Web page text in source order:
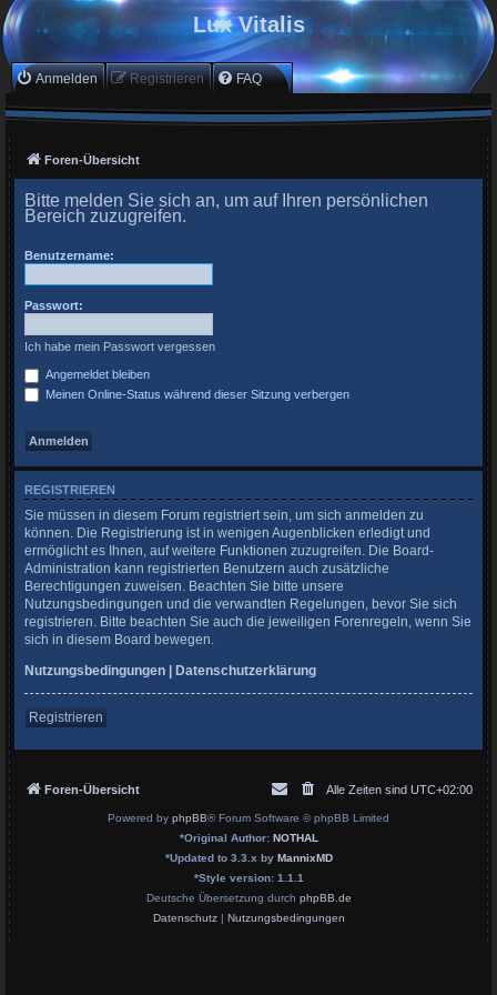
Lux Vitalis
Anmelden Registrieren FAQ
Foren-Übersicht
Bitte melden Sie sich an, um auf Ihren persönlichen
Bereich zuzugreifen.
Benutzername:
Passwort:
Ich habe mein Passwort vergessen
Angemeldet bleiben
Meinen Online-Status während dieser Sitzung verbergen
REGISTRIEREN
Sie müssen in diesem Forum registriert sein, um sich anmelden zu
können. Die Registrierung ist in wenigen Augenblicken erledigt und
ermöglicht es Ihnen, auf weitere Funktionen zuzugreifen. Die Board-
Administration kann registrierten Benutzern auch zusätzliche
Berechtigungen zuweisen. Beachten Sie bitte unsere
Nutzungsbedingungen und die verwandten Regelungen, bevor Sie sich
registrieren. Bitte beachten Sie auch die jeweiligen Forenregeln, wenn Sie
sich in diesem Board bewegen.
Nutzungsbedingungen | Datenschutzerklärung
Registrieren
Foren-Übersicht Alle Zeiten sind UTC+02:00
Powered by phpBB® Forum Software © phpBB Limited
*Original Author: NOTHAL
*Updated to 3.3.x by MannixMD
*Style version: 1.1.1
Deutsche Übersetzung durch phpBB.de
Datenschutz| Nutzungsbedingungen